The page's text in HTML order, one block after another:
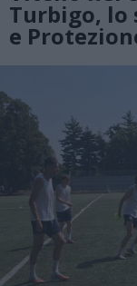
Turbigo, lo
e